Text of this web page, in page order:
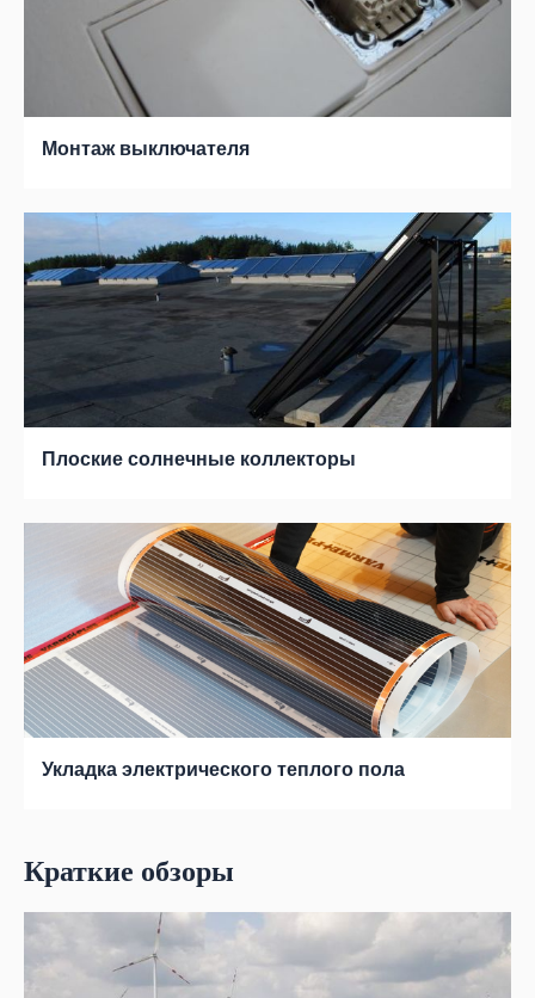
Монтаж выключателя
Плоские солнечные коллекторы
Укладка электрического теплого пола
Краткие обзоры